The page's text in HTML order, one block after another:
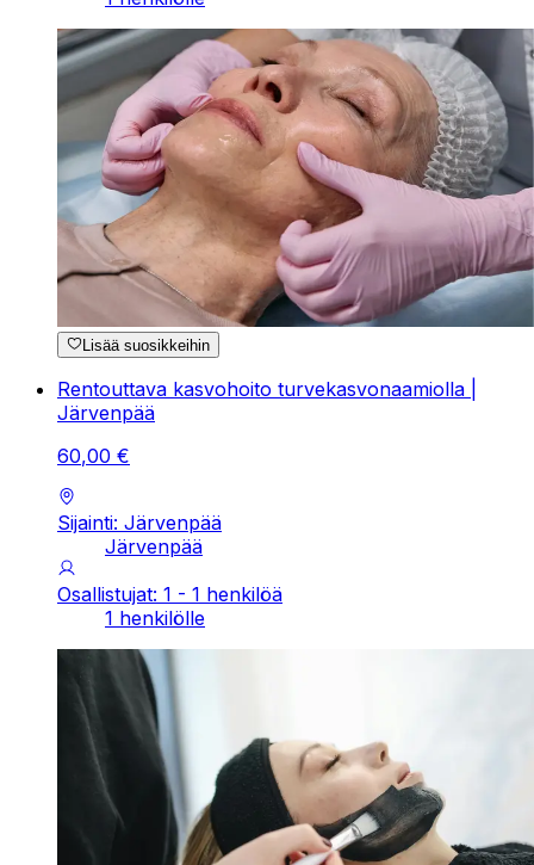
Lisää suosikkeihin
Rentouttava kasvohoito turvekasvonaamiolla |
Järvenpää
60,00 €
Sijainti: Järvenpää
Järvenpää
Osallistujat: 1 - 1 henkilöä
1 henkilölle